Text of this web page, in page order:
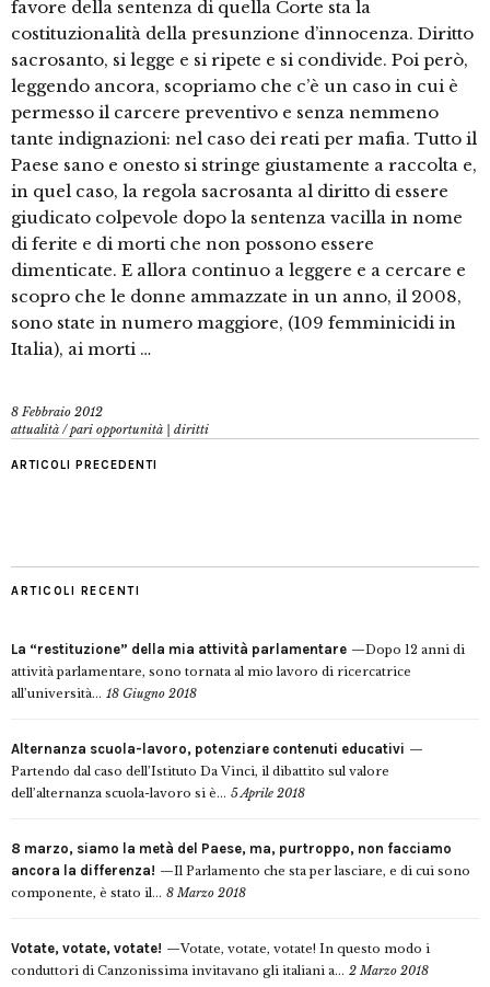
favore della sentenza di quella Corte sta la
costituzionalità della presunzione d’innocenza. Diritto
sacrosanto, si legge e si ripete e si condivide. Poi però,
leggendo ancora, scopriamo che c’è un caso in cui è
permesso il carcere preventivo e senza nemmeno
tante indignazioni: nel caso dei reati per mafia. Tutto il
Paese sano e onesto si stringe giustamente a raccolta e,
in quel caso, la regola sacrosanta al diritto di essere
giudicato colpevole dopo la sentenza vacilla in nome
di ferite e di morti che non possono essere
dimenticate. E allora continuo a leggere e a cercare e
scopro che le donne ammazzate in un anno, il 2008,
sono state in numero maggiore, (109 femminicidi in
Italia), ai morti …
8 Febbraio 2012
attualità /pari opportunità | diritti
ARTICOLI PRECEDENTI
ARTICOLI RECENTI
La “restituzione” della mia attività parlamentare
Dopo 12 anni di
attività parlamentare, sono tornata al mio lavoro di ricercatrice
all’università... 18 Giugno 2018
Alternanza scuola-lavoro, potenziare contenuti educativi
Partendo dal caso dell’Istituto Da Vinci, il dibattito sul valore
dell’alternanza scuola-lavoro si è... 5 Aprile 2018
8 marzo, siamo la metà del Paese, ma, purtroppo, non facciamo
ancora la differenza!
Il Parlamento che sta per lasciare, e di cui sono
componente, è stato il... 8 Marzo 2018
Votate, votate, votate!
Votate, votate, votate! In questo modo i
conduttori di Canzonissima invitavano gli italiani a... 2 Marzo 2018